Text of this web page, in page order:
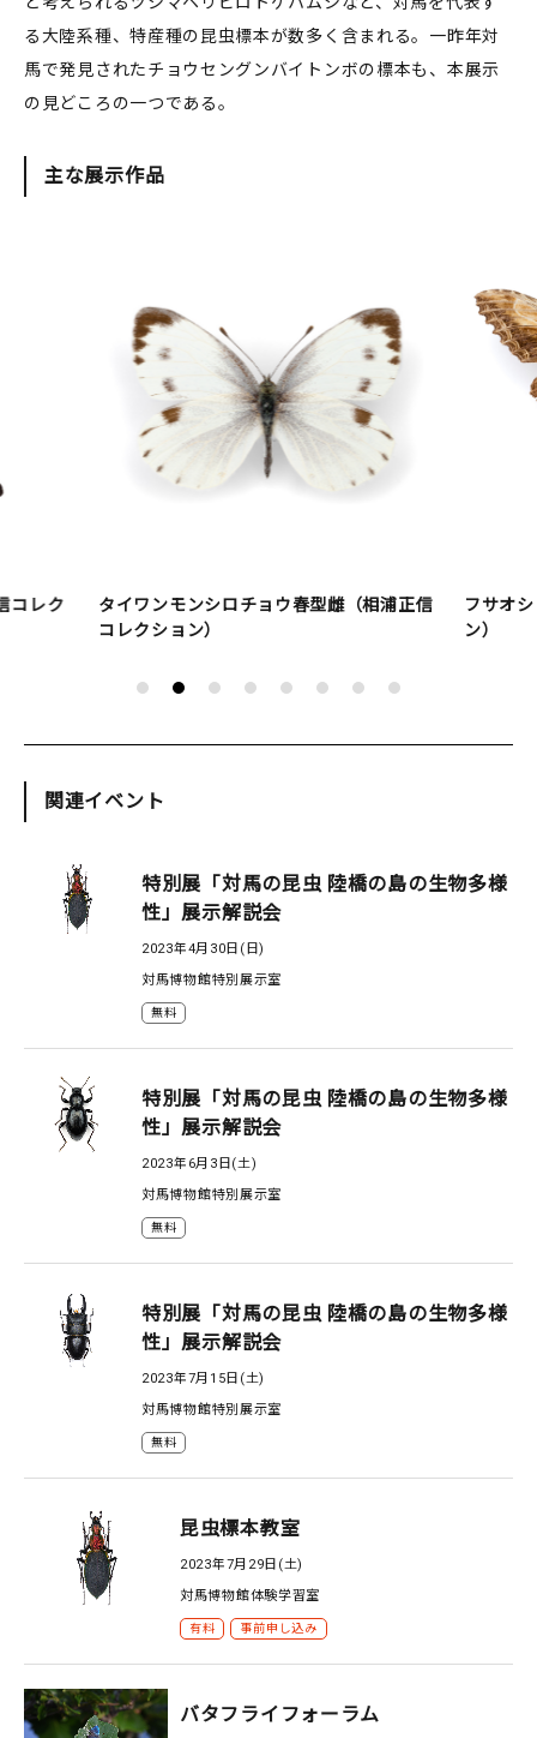
る大陸系種、特産種の昆虫標本が数多く含まれる。一昨年対
馬で発見されたチョウセングンバイトンボの標本も、本展示
の見どころの一つである。
主な展示作品
コレク
タイワンモンシロチョウ春型雌（相浦正信
コレクション）
フサオ
ン）
関連イベント
特別展「対馬の昆虫 陸橋の島の生物多様
性」展示解説会
2023年4月30日(日)
対馬博物館特別展示室
無料
特別展「対馬の昆虫 陸橋の島の生物多様
性」展示解説会
2023年6月3日(土)
対馬博物館特別展示室
無料
特別展「対馬の昆虫 陸橋の島の生物多様
性」展示解説会
2023年7月15日(土)
対馬博物館特別展示室
無料
昆虫標本教室
2023年7月29日(土)
対馬博物館体験学習室
有料 事前申し込み
バタフライフォーラム